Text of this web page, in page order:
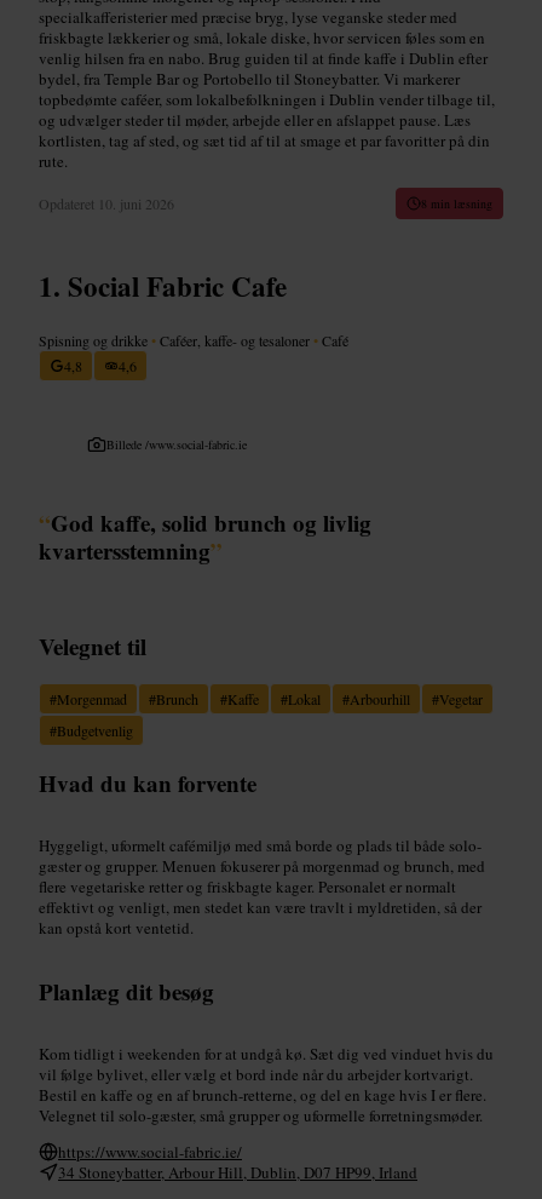
specialkafferisterier med præcise bryg, lyse veganske steder med
friskbagte lækkerier og små, lokale diske, hvor servicen føles som en
venlig hilsen fra en nabo. Brug guiden til at finde kaffe i Dublin efter
bydel, fra Temple Bar og Portobello til Stoneybatter. Vi markerer
topbedømte caféer, som lokalbefolkningen i Dublin vender tilbage til,
og udvælger steder til møder, arbejde eller en afslappet pause. Læs
kortlisten, tag af sted, og sæt tid af til at smage et par favoritter på din
rute.
Opdateret 10. juni 2026 8 min læsning
Social Fabric Cafe
Spisning og drikke •Caféer, kaffe- og tesaloner •Café
4,8
4,6
Billede /www.social-fabric.ie
“God kaffe, solid brunch og livlig
kvartersstemning”
Velegnet til
#Morgenmad #Brunch #Kaffe #Lokal #Arbourhill #Vegetar
#Budgetvenlig
Hvad du kan forvente
Hyggeligt, uformelt cafémiljø med små borde og plads til både solo-
gæster og grupper. Menuen fokuserer på morgenmad og brunch, med
flere vegetariske retter og friskbagte kager. Personalet er normalt
effektivt og venligt, men stedet kan være travlt i myldretiden, så der
kan opstå kort ventetid.
Planlæg dit besøg
Kom tidligt i weekenden for at undgå kø. Sæt dig ved vinduet hvis du
vil følge bylivet, eller vælg et bord inde når du arbejder kortvarigt.
Bestil en kaffe og en af brunch-retterne, og del en kage hvis I er flere.
Velegnet til solo-gæster, små grupper og uformelle forretningsmøder.
https://www.social-fabric.ie/
34 Stoneybatter, Arbour Hill, Dublin, D07 HP99, Irland